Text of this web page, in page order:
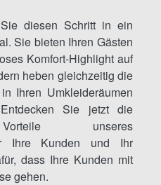
diesen Schritt in ein
Sie bieten Ihren Gästen
Komfort-Highlight auf
heben gleichzeitig die
Ihren Umkleideräumen
Sie jetzt die
unseres
Ihre Kunden und Ihr
dass Ihre Kunden mit
gehen.